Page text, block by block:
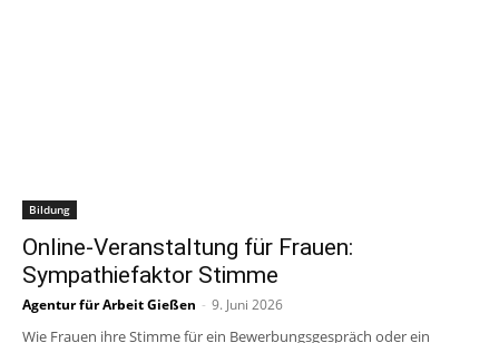
Bildung
Online-Veranstaltung für Frauen:
Sympathiefaktor Stimme
Agentur für Arbeit Gießen - 9. Juni 2026
Wie Frauen ihre Stimme für ein Bewerbungsgespräch oder ein